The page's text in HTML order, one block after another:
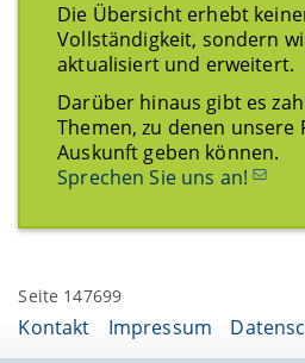
Die Übersicht erhebt
Vollständigkeit, sondern
aktualisiert und erweitert.
Darüber hinaus gibt es
Themen, zu denen unsere
Auskunft geben können.
Sprechen Sie uns an!
Seite 147699
Kontakt Impressum